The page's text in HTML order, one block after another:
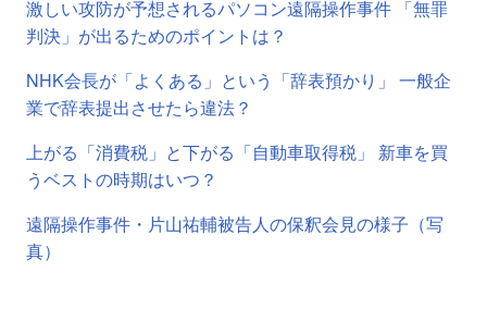
激しい攻防が予想されるパソコン遠隔操作事件 「無罪
判決」が出るためのポイントは？
NHK会長が「よくある」という「辞表預かり」 一般企
業で辞表提出させたら違法？
上がる「消費税」と下がる「自動車取得税」 新車を買
うベストの時期はいつ？
遠隔操作事件・片山祐輔被告人の保釈会見の様子（写
真）